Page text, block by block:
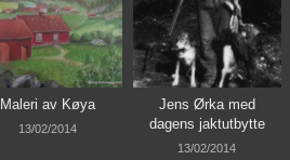
Maleri av Køya
13/02/2014
Jens Ørka med
dagens jaktutbytte
13/02/2014